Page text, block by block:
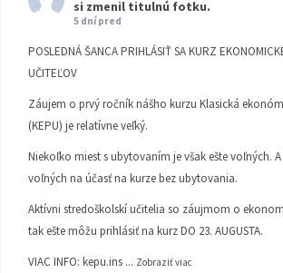
si zmenil titulnú fotku.
5 dní pred
POSLEDNÁ ŠANCA PRIHLÁSIŤ SA KURZ
UČITEĽOV
Záujem o prvý ročník nášho kurzu Klasická
(KEPU) je relatívne veľký.
Niekoľko miest s ubytovaním je však ešte voľných.
voľných na účasť na kurze bez ubytovania.
Aktívni stredoškolskí učitelia so záujmom o
tak ešte môžu prihlásiť na kurz DO 23. AUGUSTA.
VIAC INFO: kepu.ins ... Zobraziť viac